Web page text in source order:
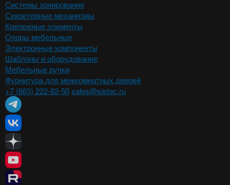
Системы зонирования
Секретерные механизмы
Крепежные элементы
Опоры мебельные
Электронные компоненты
Шаблоны и оборудование
Мебельные ручки
Фурнитура для межкомнатных дверей
+7 (863) 222-82-50sales@sistec.ru